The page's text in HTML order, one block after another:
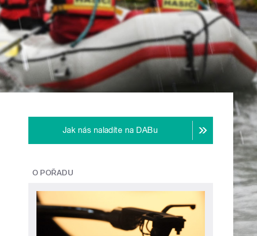
Jak nás naladíte na DABu
O POŘADU